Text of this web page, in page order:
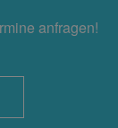
anfragen!